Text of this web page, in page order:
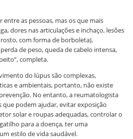
as pessoas, mas os que mais
dores nas articulações e inchaço, lesões
com forma de borboleta),
de peso, queda de cabelo intensa,
completa.
do lúpus são complexas,
e ambientais, portanto, não existe
No entanto, a reumatologista
que podem ajudar, evitar exposição
solar e roupas adequadas, controlar o
para a doença, ter uma
estilo de vida saudável.